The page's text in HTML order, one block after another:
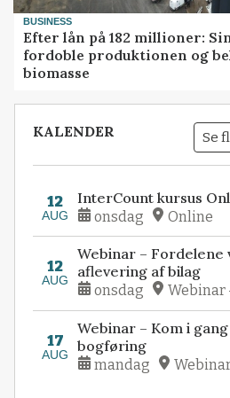
BUSINESS
Efter lån på 182 millioner:
fordoble produktionen og
biomasse
KALENDER Se
12
AUG
InterCount kursus
onsdag Online
12
AUG
Webinar – Fordelene
aflevering af bilag
onsdag Webinar
17
AUG
Webinar – Kom i
bogføring
mandag